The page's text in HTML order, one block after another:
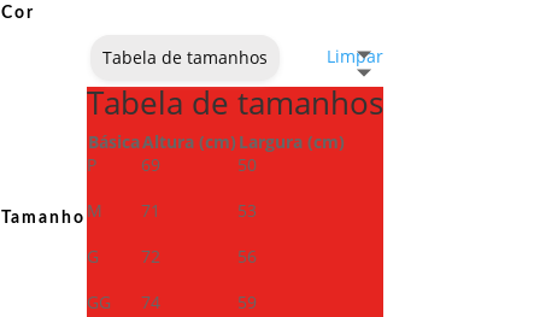
Cor
Tamanho
Limpar
Tabela de tamanhos
Tabela de tamanhos
BásicaAltura (cm) Largura (cm)
P
69
50
M
71
53
G
72
56
GG
74
59